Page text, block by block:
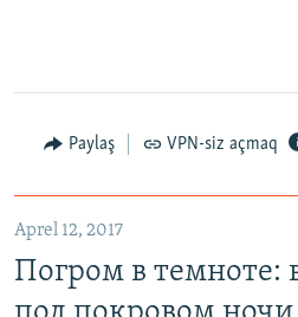
Paylaş VPN-siz açmaq
Aprel 12, 2017
Погром в темноте: